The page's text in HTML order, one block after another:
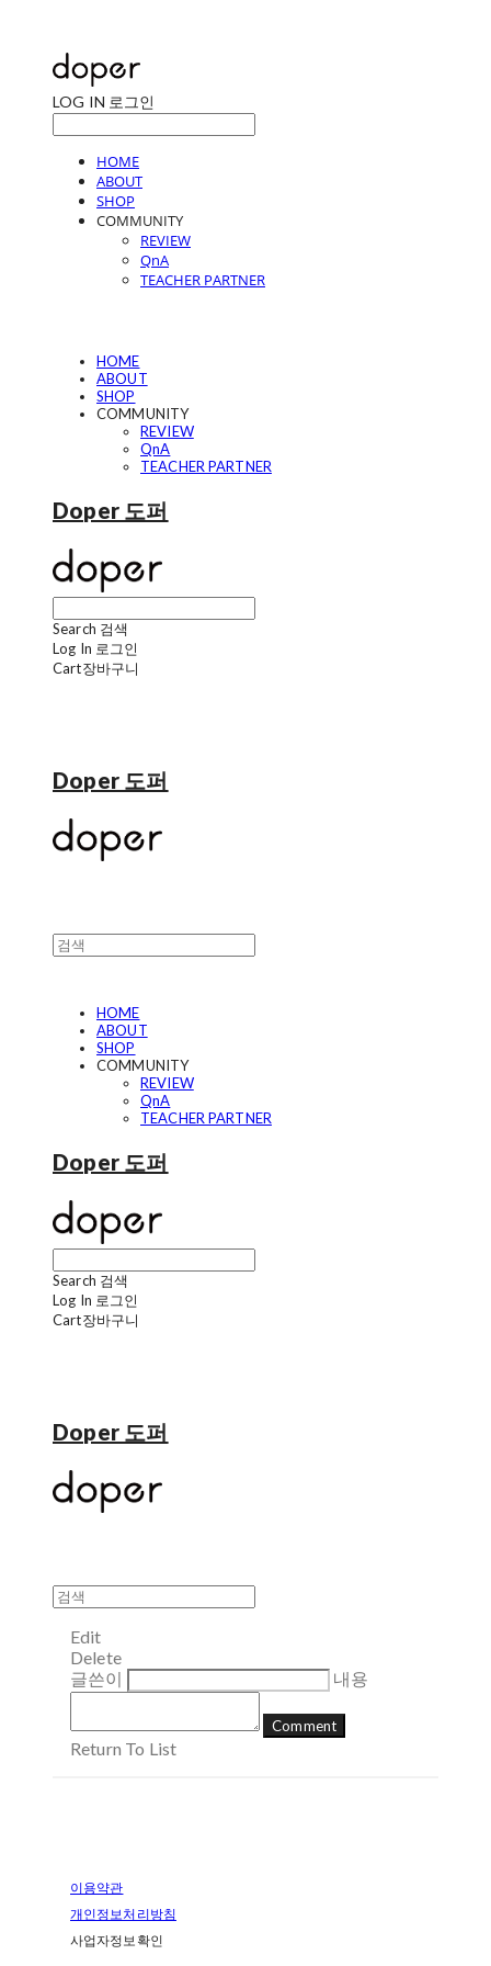
LOG IN 로그인
HOME
ABOUT
SHOP
COMMUNITY
REVIEW
QnA
TEACHER PARTNER
HOME
ABOUT
SHOP
COMMUNITY
REVIEW
QnA
TEACHER PARTNER
Doper 도퍼
Search 검색
Log In 로그인
Cart장바구니
Doper 도퍼
HOME
ABOUT
SHOP
COMMUNITY
REVIEW
QnA
TEACHER PARTNER
Doper 도퍼
Search 검색
Log In 로그인
Cart장바구니
Doper 도퍼
Edit
Delete
글쓴이
내용
Comment
Return To List
이용약관
개인정보처리방침
사업자정보확인